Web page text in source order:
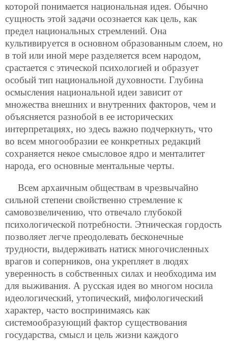
которой понимается национальная идея. Обычно
сущность этой задачи осознается как цель, как
предел национальных стремлений. Она
культивируется в основном образованным слоем, но
в той или иной мере разделяется всем народом,
срастается с этической психологией и образует
особый тип национальной духовности. Глубина
осмысления национальной идеи зависит от
множества внешних и внутренних факторов, чем и
объясняется разнобой в ее исторических
интерпретациях, но здесь важно подчеркнуть, что
во всем многообразии ее конкретных редакций
сохраняется некое смысловое ядро и менталитет
народа, его основные ментальные черты.
Всем архаичным обществам в чрезвычайно
сильной степени свойственно стремление к
самовозвеличению, что отвечало глубокой
психологической потребности. Этническая гордость
позволяет легче преодолевать бесконечные
трудности, выдерживать натиск многочисленных
врагов и соперников, она укрепляет в людях
уверенность в собственных силах и необходима им
для выживания. А русская идея во многом носила
идеологический, утопический, мифологический
характер, часто воспринимаясь как
системообразующий фактор существования
государства, смысл и цель жизни каждого